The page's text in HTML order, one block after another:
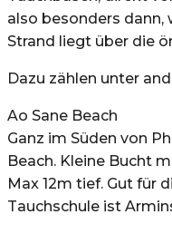
also besonders dann,
Strand liegt über die
Dazu zählen unter
Ao Sane Beach
Ganz im Süden von
Beach. Kleine Bucht
Max 12m tief. Gut für
Tauchschule ist